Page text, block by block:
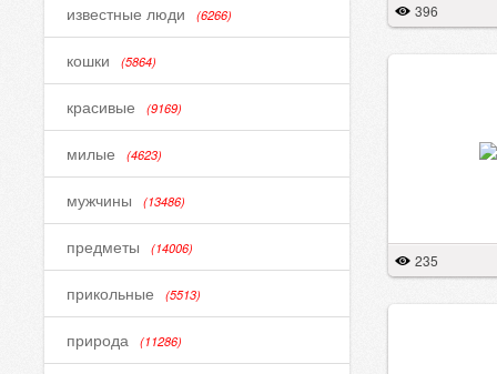
известные люди (6266)
кошки (5864)
красивые (9169)
милые (4623)
мужчины (13486)
предметы (14006)
прикольные (5513)
природа (11286)
396
235